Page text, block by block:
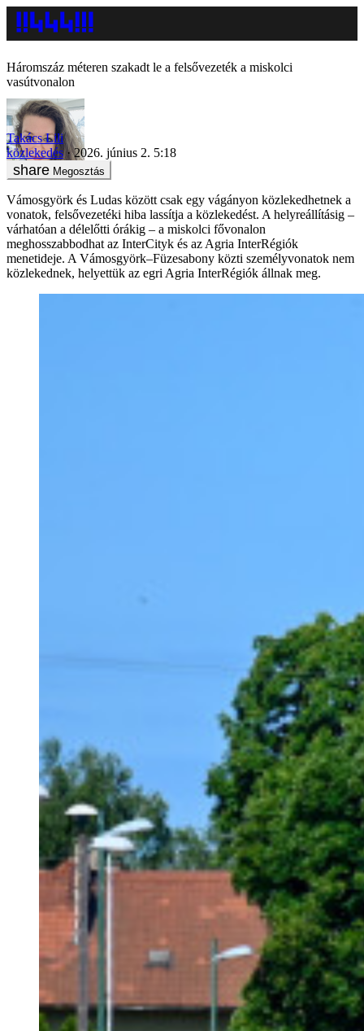
Háromszáz méteren szakadt le a felsővezeték a miskolci
vasútvonalon
Takács Lili
közlekedés
2026. június 2. 5:18
Megosztás
Vámosgyörk és Ludas között csak egy vágányon közlekedhetnek a
vonatok, felsővezetéki hiba lassítja a közlekedést. A helyreállításig –
várhatóan a délelőtti órákig – a miskolci fővonalon
meghosszabbodhat az InterCityk és az Agria InterRégiók
menetideje. A Vámosgyörk–Füzesabony közti személyvonatok nem
közlekednek, helyettük az egri Agria InterRégiók állnak meg.